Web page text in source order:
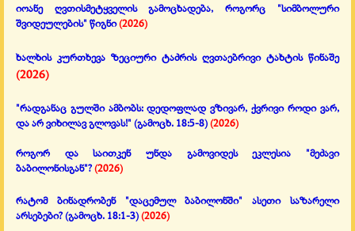
იოანე ღვთისმეტყველის გამოცხადება, როგორც "სიმბოლური
შვიდეულების" წიგნი(2026)
ხალხის კურთხევა ზეციური ტაძრის ღვთაებრივი ტახტის წინაშე
(2026)
"რადგანაც გულში ამბობს:დედოფლად ვზივარ, ქვრივი როდი ვარ,
და არ ვიხილავ გლოვას!" (გამოცხ. 18:5-8)(2026)
როგორ და საითკენ უნდა გამოვიდეს ეკლესია "მეძავი
ბაბილონისგან"?(2026)
რატომ ბინადრობენ "დაცემულ ბაბილონში" ასეთი საზარელი
არსებები?(გამოცხ. 18:1-3)(2026)